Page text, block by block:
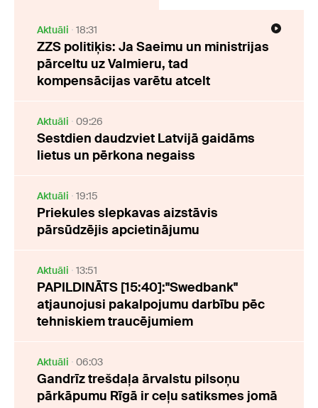
Aktuāli 18:31
ZZS politiķis: Ja Saeimu un ministrijas
pārceltu uz Valmieru, tad
kompensācijas varētu atcelt
Aktuāli 09:26
Sestdien daudzviet Latvijā gaidāms
lietus un pērkona negaiss
Aktuāli 19:15
Priekules slepkavas aizstāvis
pārsūdzējis apcietinājumu
Aktuāli 13:51
PAPILDINĀTS [15:40]:"Swedbank"
atjaunojusi pakalpojumu darbību pēc
tehniskiem traucējumiem
Aktuāli 06:03
Gandrīz trešdaļa ārvalstu pilsoņu
pārkāpumu Rīgā ir ceļu satiksmes jomā